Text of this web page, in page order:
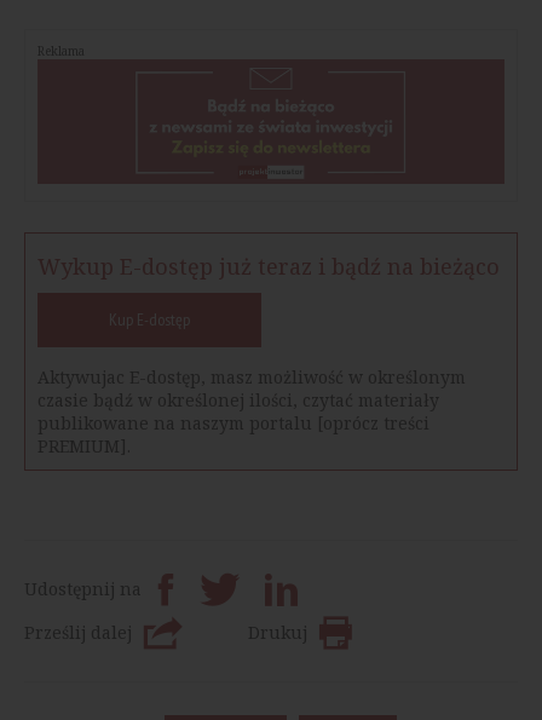
Reklama
Wykup E-dostęp już teraz i bądź na bieżąco
Kup E-dostęp
Aktywujac E-dostęp, masz możliwość w określonym
czasie bądź w określonej ilości, czytać materiały
publikowane na naszym portalu [oprócz treści
PREMIUM].
Udostępnij na
Prześlij dalej
Drukuj